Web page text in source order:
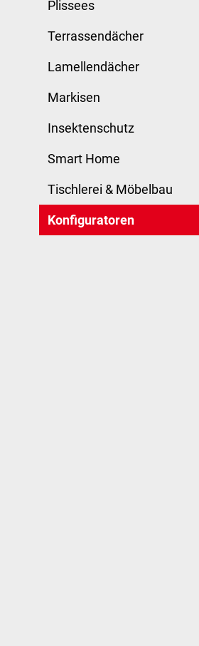
Plissees
Terrassendächer
Lamellendächer
Markisen
Insektenschutz
Smart Home
Tischlerei & Möbelbau
Konfiguratoren